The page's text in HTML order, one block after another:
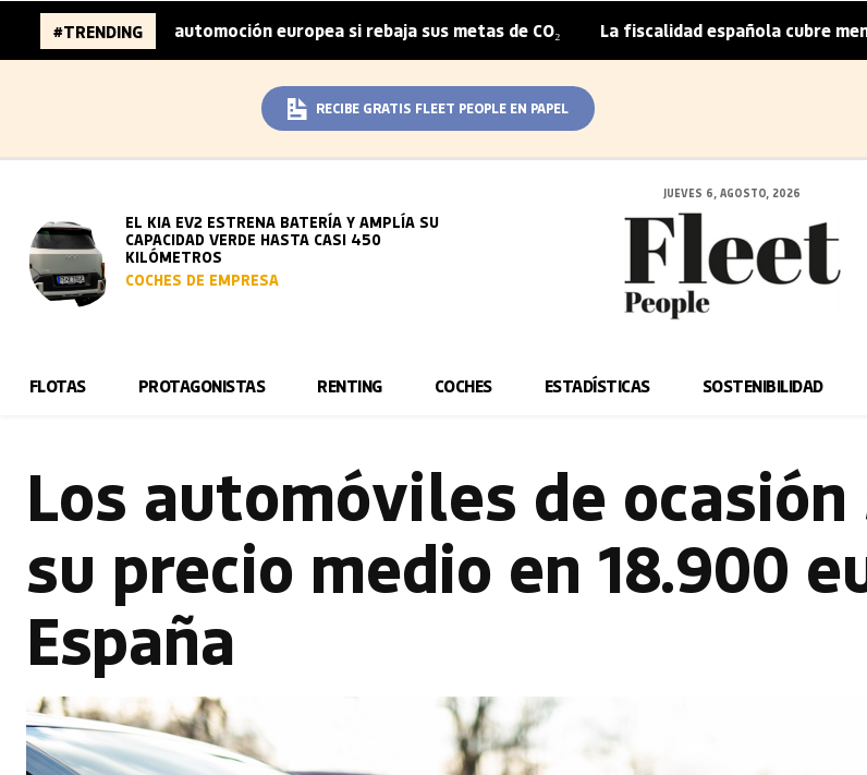
#TRENDING
de la automoción europea si rebaja sus metas de CO₂ | La fiscalidad española cubre menos de la
RECIBE GRATIS FLEET PEOPLE EN PAPEL
EL KIA EV2 ESTRENA BATERÍA Y AMPLÍA SU
CAPACIDAD VERDE HASTA CASI 450
KILÓMETROS
COCHES DE EMPRESA
JUEVES 6, AGOSTO, 2026
FLOTAS PROTAGONISTAS RENTING COCHES ESTADÍSTICAS SOSTENIBILIDAD
Los automóviles de
su precio medio en 18.900
España